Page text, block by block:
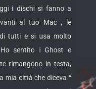
i dischi si fanno a
al tuo Mac , le
tutti e si usa molto
Ho sentito i Ghost e
rimangono in testa,
mia città che diceva “